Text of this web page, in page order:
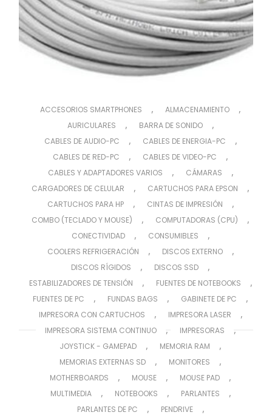
ACCESORIOS SMARTPHONES , ALMACENAMIENTO ,
AURICULARES , BARRA DE SONIDO ,
CABLES DE AUDIO-PC , CABLES DE ENERGIA-PC ,
CABLES DE RED-PC , CABLES DE VIDEO-PC ,
CABLES Y ADAPTADORES VARIOS , CÁMARAS ,
CARGADORES DE CELULAR , CARTUCHOS PARA EPSON ,
CARTUCHOS PARA HP , CINTAS DE IMPRESIÓN ,
COMBO (TECLADO Y MOUSE) , COMPUTADORAS (CPU) ,
CONECTIVIDAD , CONSUMIBLES ,
COOLERS REFRIGERACIÓN , DISCOS EXTERNO ,
DISCOS RÍGIDOS , DISCOS SSD ,
ESTABILIZADORES DE TENSIÓN , FUENTES DE NOTEBOOKS ,
FUENTES DE PC , FUNDAS BAGS , GABINETE DE PC ,
IMPRESORA CON CARTUCHOS , IMPRESORA LASER ,
IMPRESORA SISTEMA CONTINUO , IMPRESORAS ,
JOYSTICK - GAMEPAD , MEMORIA RAM ,
MEMORIAS EXTERNAS SD , MONITORES ,
MOTHERBOARDS , MOUSE , MOUSE PAD ,
MULTIMEDIA , NOTEBOOKS , PARLANTES ,
PARLANTES DE PC , PENDRIVE ,